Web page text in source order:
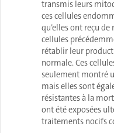
transmis leurs
ces cellules
qu’elles ont reçu
cellules
rétablir leur
normale. Ces
seulement montré
mais elles sont
résistantes à la
ont été exposées
traitements nocifs